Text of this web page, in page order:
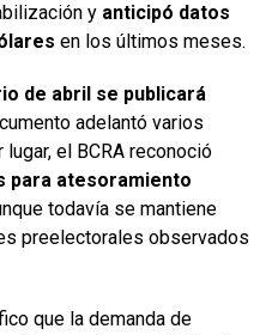
y anticipó datos
en los últimos meses.
de abril se publicará
adelantó varios
el BCRA reconoció
para atesoramiento
todavía se mantiene
preelectorales observados
que la demanda de